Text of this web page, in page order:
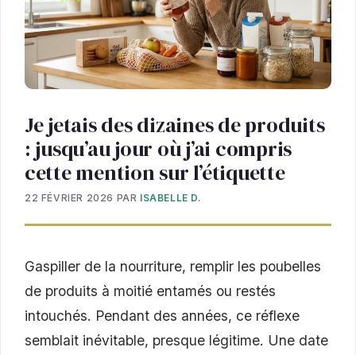
Je jetais des dizaines de produits
: jusqu’au jour où j’ai compris
cette mention sur l’étiquette
22 FÉVRIER 2026 PAR ISABELLE D.
Gaspiller de la nourriture, remplir les poubelles
de produits à moitié entamés ou restés
intouchés. Pendant des années, ce réflexe
semblait inévitable, presque légitime. Une date